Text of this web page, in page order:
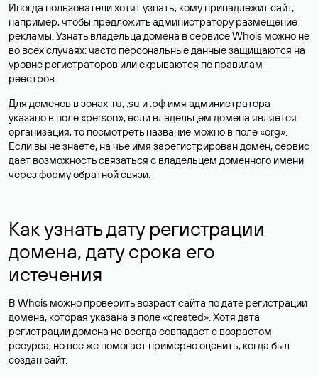
Иногда пользователи хотят узнать, кому принадлежит сайт,
например, чтобы предложить администратору размещение
рекламы. Узнать владельца домена в сервисе Whois можно не
во всех случаях: часто персональные данныезащищаются на
уровне регистраторов или скрываются по правилам
реестров.
Для доменов в зонах .ru, .su и .рф имя администратора
указано в поле «person», если владельцем домена является
организация, то посмотреть название можно в поле «org».
Если вы не знаете, на чье имя зарегистрирован домен, сервис
дает возможность связаться с владельцем доменного имени
через форму обратной связи.
Как узнать дату регистрации
домена, дату срока его
истечения
В Whois можно проверить возраст сайта по дате регистрации
домена, которая указана в поле «created». Хотя дата
регистрации домена не всегда совпадает с возрастом
ресурса, но все же помогает примерно оценить, когда был
создан сайт.